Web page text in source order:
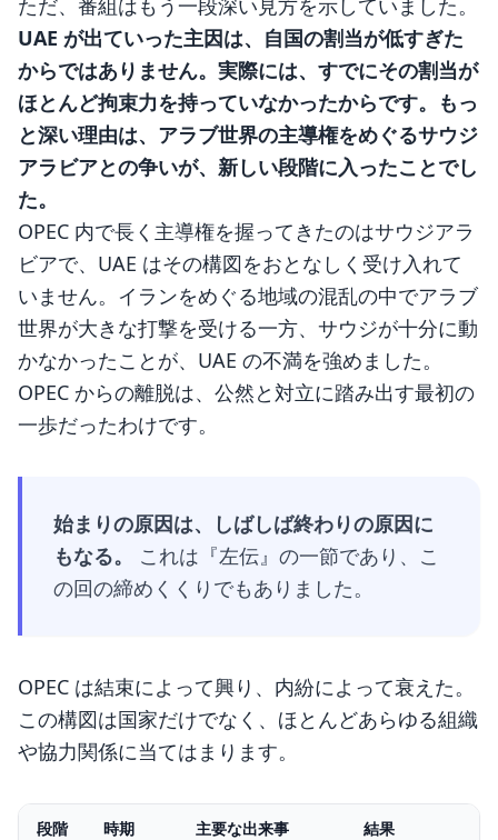
ただ、番組はもう一段深い見方を示していました。
UAE が出ていった主因は、自国の割当が低すぎた
からではありません。実際には、すでにその割当が
ほとんど拘束力を持っていなかったからです。もっ
と深い理由は、アラブ世界の主導権をめぐるサウジ
アラビアとの争いが、新しい段階に入ったことでし
た。
OPEC 内で長く主導権を握ってきたのはサウジアラ
ビアで、UAE はその構図をおとなしく受け入れて
いません。イランをめぐる地域の混乱の中でアラブ
世界が大きな打撃を受ける一方、サウジが十分に動
かなかったことが、UAE の不満を強めました。
OPEC からの離脱は、公然と対立に踏み出す最初の
一歩だったわけです。
始まりの原因は、しばしば終わりの原因に
もなる。
これは『左伝』の一節であり、こ
の回の締めくくりでもありました。
OPEC は結束によって興り、内紛によって衰えた。
この構図は国家だけでなく、ほとんどあらゆる組織
や協力関係に当てはまります。
段階 時期 主要な出来事 結果